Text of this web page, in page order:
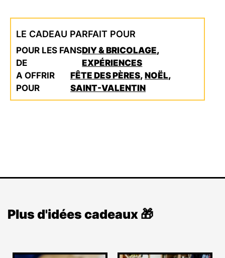
LE CADEAU PARFAIT POUR
POUR LES FANS
DE
DIY & BRICOLAGE,
EXPÉRIENCES
A OFFRIR
POUR
FÊTE DES PÈRES, NOËL,
SAINT-VALENTIN
Plus d'idées cadeaux 🎁